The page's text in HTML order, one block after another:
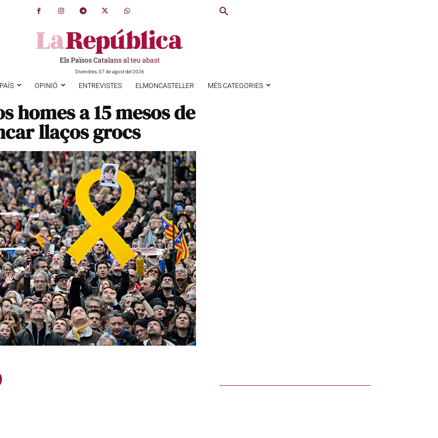
Els Països Catalans al teu abast
Divendres, 07 de agost del 2026
OPINIÓ ENTREVISTES ELMONCASTELLER MÉS CATEGORIES
homes a 15 mesos de
llaços grocs